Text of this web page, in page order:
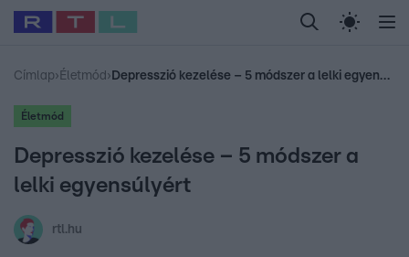
Legfrissebb RTL Híradó Randi Celeb vagyok,
Babits Marcella Most Wanted Gallusz
Címlap› Életmód › Depresszió kezelése – 5 módszer a lelki egyensúlyért
Életmód
Depresszió kezelése – 5 módszer a
lelki egyensúlyért
rtl.hu